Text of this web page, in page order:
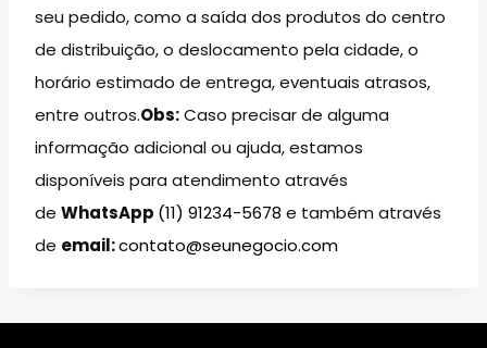
seu pedido, como a saída dos produtos do centro
de distribuição, o deslocamento pela cidade, o
horário estimado de entrega, eventuais atrasos,
entre outros.Obs:Caso precisar de alguma
informação adicional ou ajuda, estamos
disponíveis para atendimento através
de WhatsApp (11) 91234-5678 e também através
de email:contato@seunegocio.com